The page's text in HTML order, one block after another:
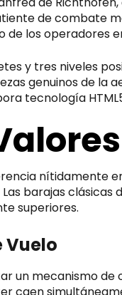
de combate
de los operadores
y tres niveles
genuinos de
tecnología
nítidamente
barajas
superiores.
Vuelo
un mecanismo de